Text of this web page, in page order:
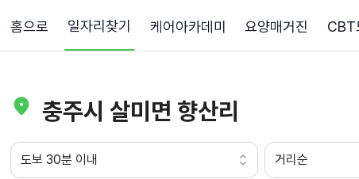
홈으로 일자리찾기 케어아카데미 요양매거진 CBT
충주시 살미면 향산리
도보 30분 이내 거리순